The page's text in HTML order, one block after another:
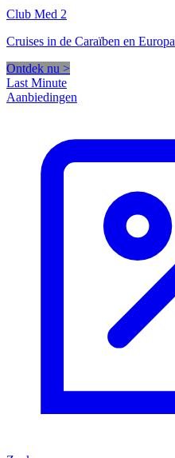
Club Med 2
Cruises in de Caraïben en Europa
Ontdek nu >
Last Minute
Aanbiedingen